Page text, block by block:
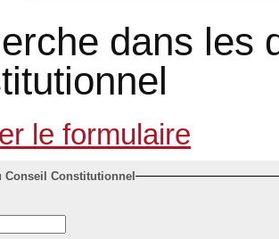
dans les
le formulaire
Conseil Constitutionnel